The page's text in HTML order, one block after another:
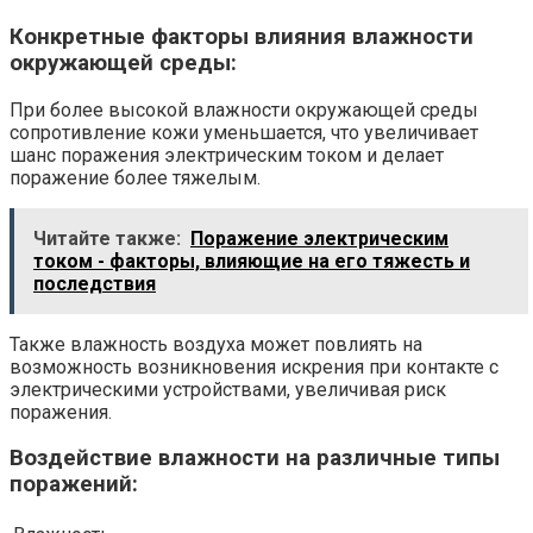
Конкретные факторы влияния влажности
окружающей среды:
При более высокой влажности окружающей среды
сопротивление кожи уменьшается, что увеличивает
шанс поражения электрическим током и делает
поражение более тяжелым.
Читайте также: Поражение электрическим
током - факторы, влияющие на его тяжесть и
последствия
Также влажность воздуха может повлиять на
возможность возникновения искрения при контакте с
электрическими устройствами, увеличивая риск
поражения.
Воздействие влажности на различные типы
поражений: